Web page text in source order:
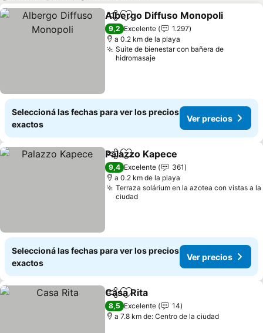
CompartirAñadir a favoritos
Albergo Diffuso Monopoli
9,2 Excelente
1.297
a 0.2 km de la playa
Suite de bienestar con bañera de
hidromasaje
Seleccioná las fechas para ver los precios
exactos
Ver precios
CompartirAñadir a favoritos
Palazzo Kapece
9,4 Excelente
361
a 0.2 km de la playa
Terraza solárium en la azotea con vistas a la
ciudad
Seleccioná las fechas para ver los precios
exactos
Ver precios
CompartirAñadir a favoritos
Casa Rita
8,5 Excelente
14
a 7.8 km de: Centro de la ciudad